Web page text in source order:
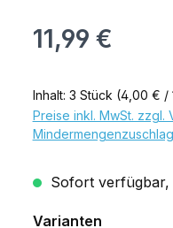
11,99 €
Inhalt: 3 Stück (4,00 € /
Preise inkl. MwSt. zzgl.
Mindermengenzuschlag
Sofort verfügbar,
Varianten